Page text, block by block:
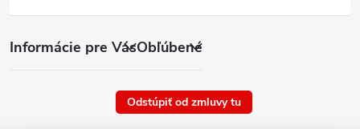
Informácie pre VásObľúbené
Odstúpiť od zmluvy tu